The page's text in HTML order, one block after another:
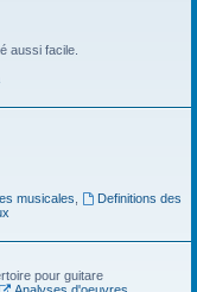
aussi facile.
musicales
Definitions des
pour guitare